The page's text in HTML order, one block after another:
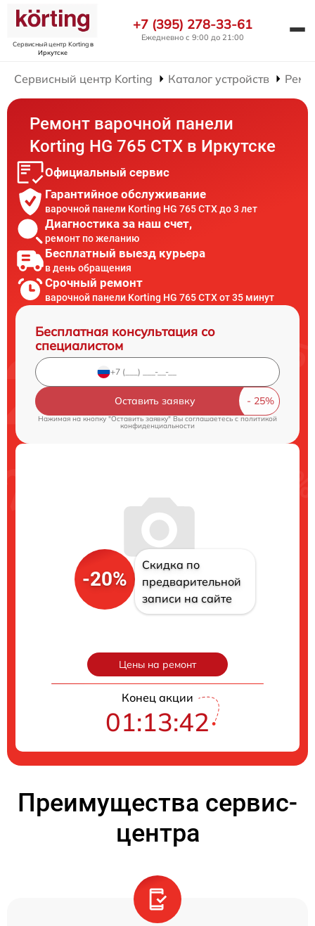
Сервисный центр Kortingв
Иркутске
+7 (395) 278-33-61
Ежедневно с 9:00 до 21:00
Сервисный центр Korting Каталог устройств
Ремонт варочной панели
Korting HG 765 CTX в Иркутске
Официальный сервис
Гарантийное обслуживание
варочной панели Korting HG 765 CTX до 3 лет
Диагностика за наш счет,
ремонт по желанию
Бесплатный выезд курьера
в день обращения
Срочный ремонт
варочной панели Korting HG 765 CTX от 35 минут
Бесплатная консультация со
специалистом
Оставить заявку
Нажимая на кнопку "Оставить заявку" Вы соглашаетесь cполитикой
конфиденциальности
-20%
Скидка по
предварительной
записи на сайте
Цены на ремонт
Конец акции
01:13:41
Преимущества сервис-
центра